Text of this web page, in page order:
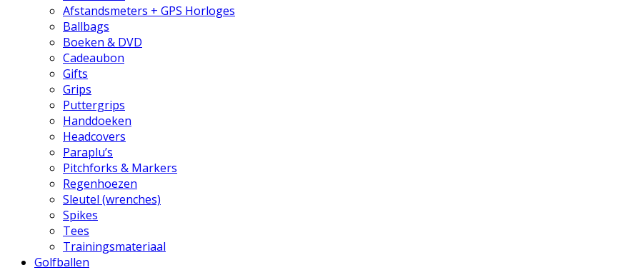
Afstandsmeters + GPS Horloges
Ballbags
Boeken & DVD
Cadeaubon
Gifts
Grips
Puttergrips
Handdoeken
Headcovers
Paraplu’s
Pitchforks & Markers
Regenhoezen
Sleutel (wrenches)
Spikes
Tees
Trainingsmateriaal
Golfballen